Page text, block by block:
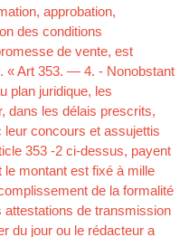
approbation,
des conditions
de vente, est
« Art 353. — 4. - Nonobstant
plan juridique, les
dans les délais prescrits,
concours et assujettis
353 -2 ci-dessus, payent
le montant est fixé à mille
de la formalité
de transmission
du jour ou le rédacteur a